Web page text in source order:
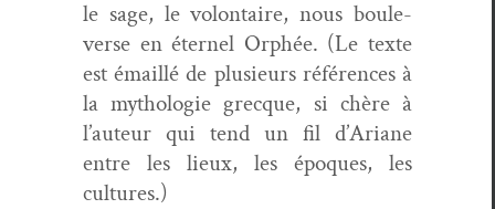
le sage, le volon­taire, nous boule­
verse en éter­nel Orphée. (Le texte
est émail­lé de plusieurs références à
la mytholo­gie grecque, si chère à
l’auteur qui tend un fil d’Ariane
entre les lieux, les épo­ques, les
cultures.)